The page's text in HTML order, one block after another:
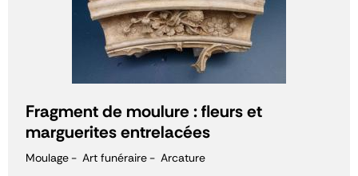
Fragment de moulure : fleurs et
marguerites entrelacées
Moulage Art funéraire Arcature